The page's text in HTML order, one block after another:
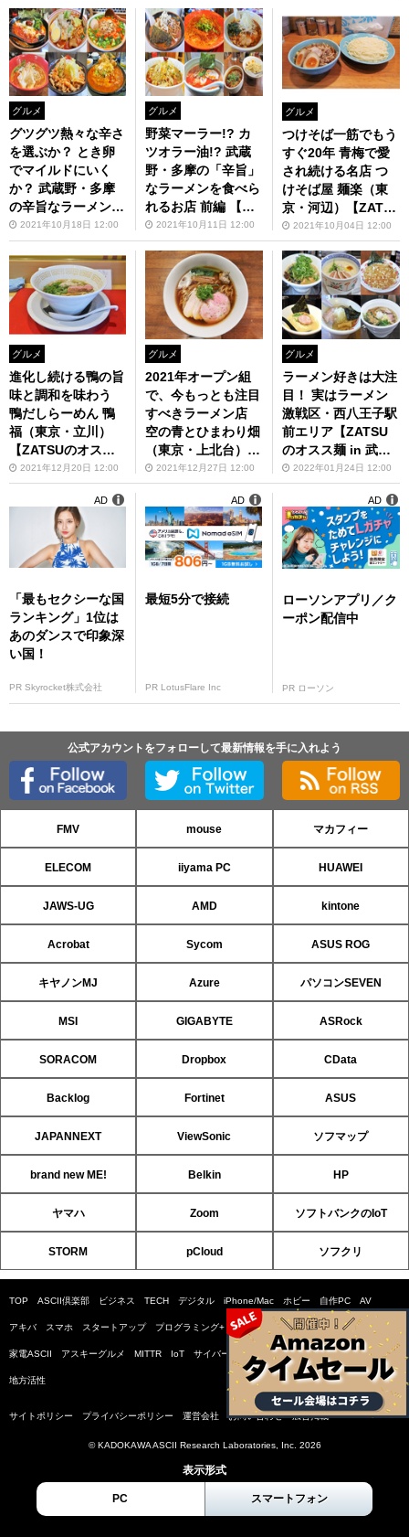
スス麺 in 武蔵野・
多摩】第79回
蔵野・多摩】第78回
スス麺 in 武蔵野・
多摩】第77回
グルメ
グツグツ熱々な辛さ
を選ぶか？ とき卵
でマイルドにいく
か？ 武蔵野・多摩
の辛旨なラーメンを
食べられるお店 後
編【ZATSUのオス
ス麺 in 武蔵野・多
摩】第76回
2021年10月18日 12:00
グルメ
野菜マーラー!? カ
ツオラー油!? 武蔵
野・多摩の「辛旨」
なラーメンを食べら
れるお店 前編 【ZA
TSUのオスス麺 in
武蔵野・多摩】第75
回
2021年10月11日 12:00
グルメ
つけそば一筋でもう
すぐ20年 青梅で愛
され続ける名店 つ
けそば屋 麺楽（東
京・河辺）【ZATS
Uのオスス麺 in 武蔵
野・多摩】第74回
2021年10月04日 12:00
グルメ
進化し続ける鴨の旨
味と調和を味わう
鴨だしらーめん 鴨
福（東京・立川）
【ZATSUのオスス
麺 in 武蔵野・多
摩】第85回
2021年12月20日 12:00
グルメ
2021年オープン組
で、今もっとも注目
すべきラーメン店
空の青とひまわり畑
（東京・上北台）
【ZATSUのオスス
麺 in 武蔵野・多
摩】第86回
2021年12月27日 12:00
グルメ
ラーメン好きは大注
目！ 実はラーメン
激戦区・西八王子駅
前エリア【ZATSU
のオスス麺 in 武蔵
野・多摩】第88回
2022年01月24日 12:00
「最もセクシーな国
ランキング」1位は
あのダンスで印象深
い国！
PR Skyrocket株式会社
AD
最短5分で接続
PR LotusFlare Inc
AD
ローソンアプリ／ク
ーポン配信中
PR ローソン
AD
公式アカウントをフォローして最新情報を手に入れよう
FMV mouse マカフィー
ELECOM iiyama PC HUAWEI
JAWS-UG AMD kintone
Acrobat Sycom ASUS ROG
キヤノンMJ Azure パソコンSEVEN
MSI GIGABYTE ASRock
SORACOM Dropbox CData
Backlog Fortinet ASUS
JAPANNEXT ViewSonic ソフマップ
brand new ME! Belkin HP
ヤマハ Zoom ソフトバンクのIoT
STORM pCloud ソフクリ
TOP ASCII倶楽部 ビジネス TECH デジタル iPhone/Mac ホビー 自作PC AV
アキバ スマホ スタートアップ プログラミング+ ゲーム 格安SIM 倶楽部情報局
家電ASCII アスキーグルメ MITTR IoT サイバーセキュリティ小説コンテスト SDGs
地方活性
サイトポリシー プライバシーポリシー 運営会社 お問い合わせ 広告掲載
© KADOKAWA ASCII Research Laboratories, Inc. 2026
表示形式
PC スマートフォン